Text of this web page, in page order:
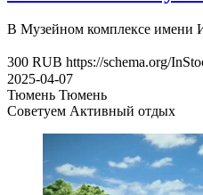
В Музейном комплексе имени
300 RUB https://schema.org/
2025-04-07
Тюмень Тюмень
Советуем Активный отдых